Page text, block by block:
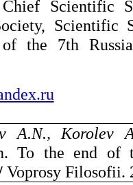
Scientific
Scientific
the 7th
A.N., Korolev
To the end of
Voprosy Filosofii.